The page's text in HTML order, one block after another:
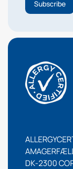
Subscribe
DK-2300